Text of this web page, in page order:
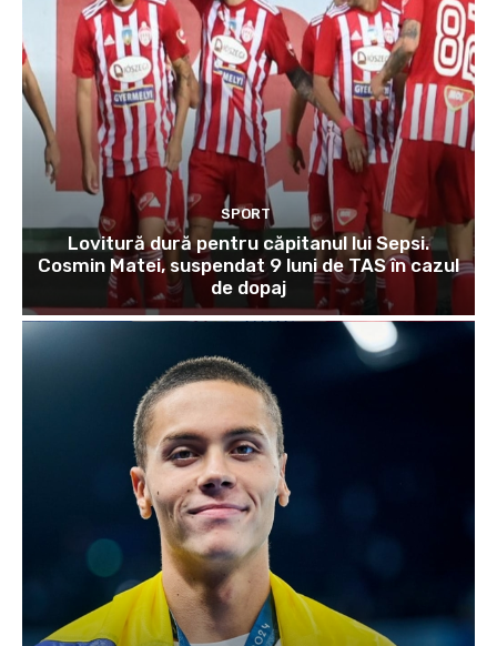
SPORT
Lovitură dură pentru căpitanul lui Sepsi.
Cosmin Matei, suspendat 9 luni de TAS în cazul
de dopaj